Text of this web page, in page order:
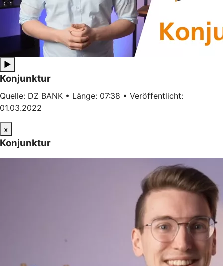
▶
Konjunktur
Quelle: DZ BANK • Länge: 07:38 • Veröffentlicht:
01.03.2022
x
Konjunktur